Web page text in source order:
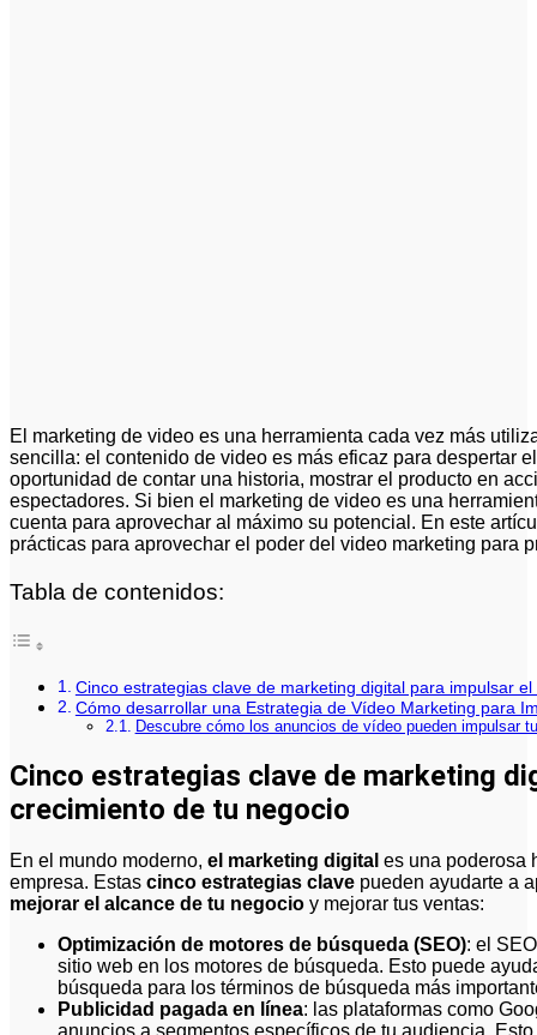
El marketing de video es una herramienta cada vez más
sencilla: el contenido de video es más eficaz para despertar
oportunidad de contar una historia, mostrar el producto en
espectadores. Si bien el marketing de video es una
cuenta para aprovechar al máximo su potencial. En este
prácticas para aprovechar el poder del video marketing para
Tabla de contenidos:
Cinco estrategias clave de marketing digital para impulsar
Cómo desarrollar una Estrategia de Vídeo Marketing para
Descubre cómo los anuncios de vídeo pueden impulsar
Cinco estrategias clave de marketing
crecimiento de tu negocio
En el mundo moderno, el marketing digital es una poderosa
empresa. Estas cinco estrategias clave pueden ayudarte a
mejorar el alcance de tu negocio y mejorar tus ventas:
Optimización de motores de búsqueda (SEO): el
sitio web en los motores de búsqueda. Esto puede
búsqueda para los términos de búsqueda más
Publicidad pagada en línea: las plataformas como
anuncios a segmentos específicos de tu audiencia.